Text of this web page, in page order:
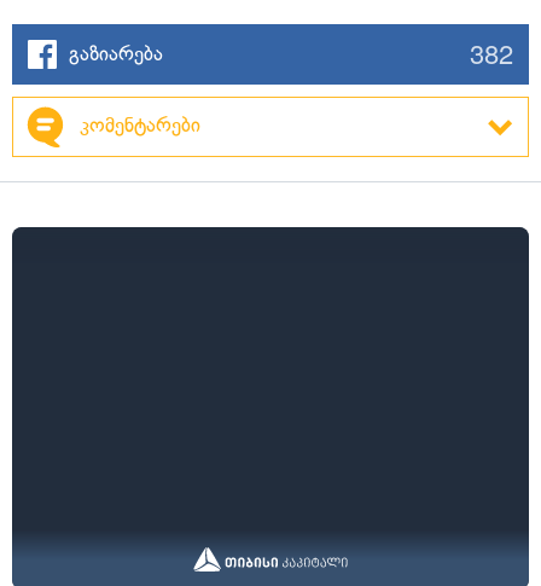
გაზიარება 382
კომენტარები